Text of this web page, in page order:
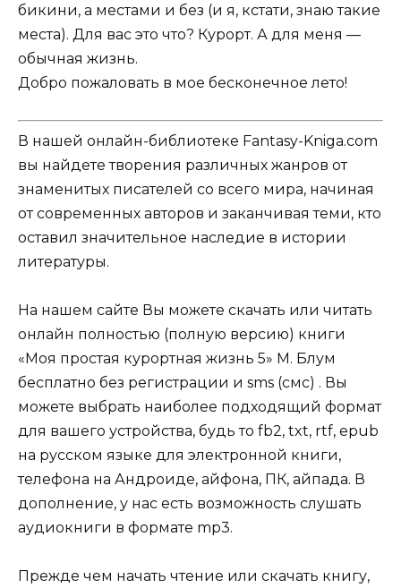
бикини, а местами и без (и я, кстати, знаю такие
места). Для вас это что? Курорт. А для меня —
обычная жизнь.
Добро пожаловать в мое бесконечное лето!
В нашей онлайн-библиотеке Fantasy-Kniga.com
вы найдете творения различных жанров от
знаменитых писателей со всего мира, начиная
от современных авторов и заканчивая теми, кто
оставил значительное наследие в истории
литературы.
На нашем сайте Вы можете скачать или читать
онлайн полностью (полную версию) книги
«Моя простая курортная жизнь 5» М. Блум
бесплатно без регистрации и sms (смс) . Вы
можете выбрать наиболее подходящий формат
для вашего устройства, будь то fb2, txt, rtf, epub
на русском языке для электронной книги,
телефона на Андроиде, айфона, ПК, айпада. В
дополнение, у нас есть возможность слушать
аудиокниги в формате mp3.
Прежде чем начать чтение или скачать книгу,